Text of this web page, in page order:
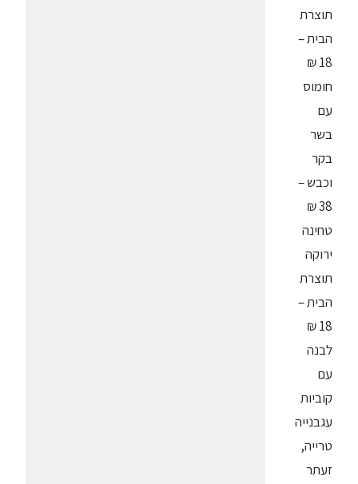
תוצרת
הבית –
18 ₪
חומוס
עם
בשר
בקר
וכבש –
38 ₪
טחינה
ירוקה
תוצרת
הבית –
18 ₪
לבנה
עם
קוביות
עגבנייה
טרייה,
זעתר